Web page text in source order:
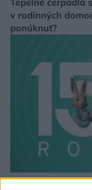
v rodinných
ponúknuť?